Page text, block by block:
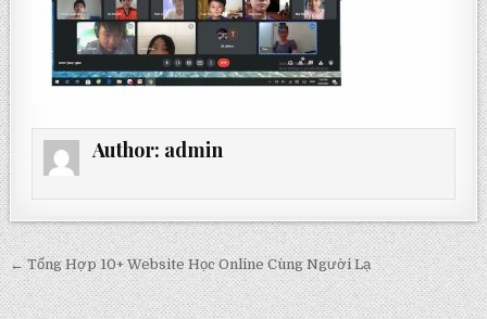
Author: admin
Post
navigation
← Tổng Hợp 10+ Website Học Online Cùng Người Lạ